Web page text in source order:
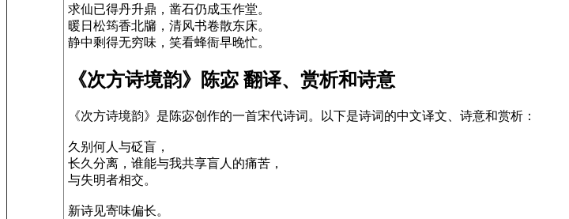
求仙已得丹升鼎，凿石仍成玉作堂。
暖日松筠香北牖，清风书卷散东床。
静中剩得无穷味，笑看蜂衙早晚忙。
《次方诗境韵》陈宓 翻译、赏析和诗意
《次方诗境韵》是陈宓创作的一首宋代诗词。以下是诗词的中文译文、诗意和赏析：
久别何人与砭盲，
长久分离，谁能与我共享盲人的痛苦，
与失明者相交。
新诗见寄味偏长。